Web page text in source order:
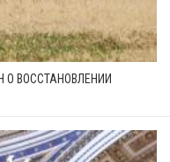
О ВОССТАНОВЛЕНИИ